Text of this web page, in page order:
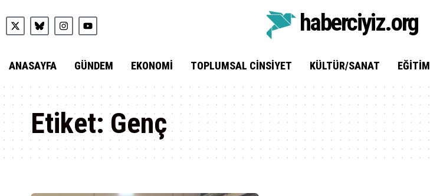
haberciyiz.org
ANASAYFA GÜNDEM EKONOMI TOPLUMSAL CINSIYET KÜLTÜR/SANAT EĞITIM
Etiket:Genç